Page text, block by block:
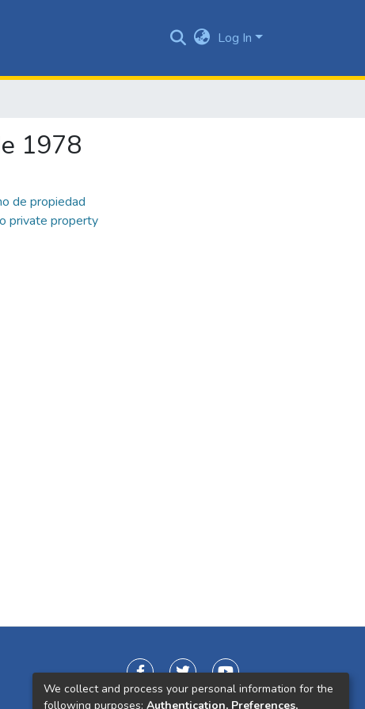
Log In
1978
de propiedad
private property
We collect and process your personal information for the
following purposes: Authentication, Preferences,